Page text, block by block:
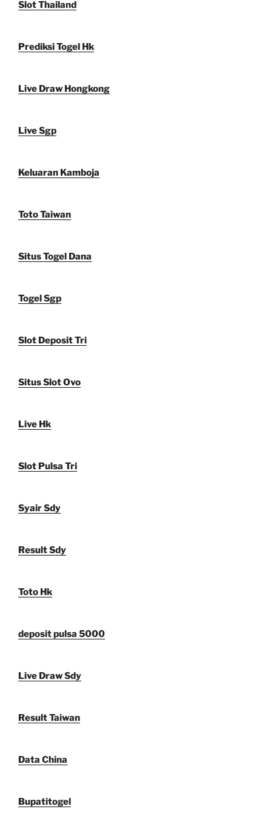
Slot Thailand
Prediksi Togel Hk
Live Draw Hongkong
Live Sgp
Keluaran Kamboja
Toto Taiwan
Situs Togel Dana
Togel Sgp
Slot Deposit Tri
Situs Slot Ovo
Live Hk
Slot Pulsa Tri
Syair Sdy
Result Sdy
Toto Hk
deposit pulsa 5000
Live Draw Sdy
Result Taiwan
Data China
Bupatitogel